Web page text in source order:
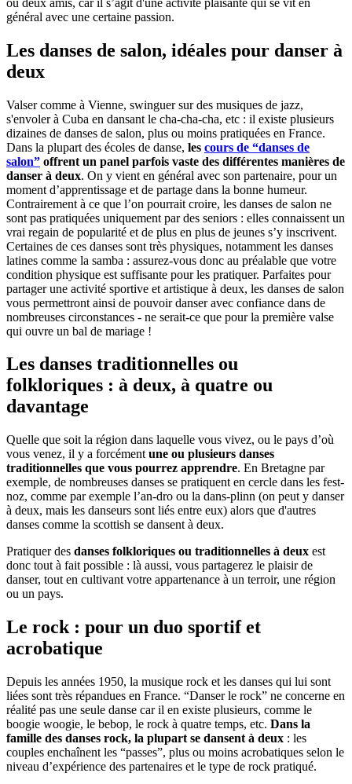
général avec une certaine passion.
Les danses de salon, idéales pour danser à
deux
Valser comme à Vienne, swinguer sur des musiques de jazz,
s'envoler à Cuba en dansant le cha-cha-cha, etc : il existe plusieurs
dizaines de danses de salon, plus ou moins pratiquées en France.
Dans la plupart des écoles de danse, les cours de “danses de
salon” offrent un panel parfois vaste des différentes manières de
danser à deux. On y vient en général avec son partenaire, pour un
moment d’apprentissage et de partage dans la bonne humeur.
Contrairement à ce que l’on pourrait croire, les danses de salon ne
sont pas pratiquées uniquement par des seniors : elles connaissent un
vrai regain de popularité et de plus en plus de jeunes s’y inscrivent.
Certaines de ces danses sont très physiques, notamment les danses
latines comme la samba : assurez-vous donc au préalable que votre
condition physique est suffisante pour les pratiquer. Parfaites pour
partager une activité sportive et artistique à deux, les danses de salon
vous permettront ainsi de pouvoir danser avec confiance dans de
nombreuses circonstances - ne serait-ce que pour la première valse
qui ouvre un bal de mariage !
Les danses traditionnelles ou
folkloriques : à deux, à quatre ou
davantage
Quelle que soit la région dans laquelle vous vivez, ou le pays d’où
vous venez, il y a forcément une ou plusieurs danses
traditionnelles que vous pourrez apprendre. En Bretagne par
exemple, de nombreuses danses se pratiquent en cercle dans les fest-
noz, comme par exemple l’an-dro ou la dans-plinn (on peut y danser
à deux, mais les danseurs sont liés entre eux) alors que d'autres
danses comme la scottish se dansent à deux.
Pratiquer des danses folkloriques ou traditionnelles à deux est
donc tout à fait possible : là aussi, vous partagerez le plaisir de
danser, tout en cultivant votre appartenance à un terroir, une région
ou un pays.
Le rock : pour un duo sportif et
acrobatique
Depuis les années 1950, la musique rock et les danses qui lui sont
liées sont très répandues en France. “Danser le rock” ne concerne en
réalité pas une seule danse car il en existe plusieurs, comme le
boogie woogie, le bebop, le rock à quatre temps, etc. Dans la
famille des danses rock, la plupart se dansent à deux : les
couples enchaînent les “passes”, plus ou moins acrobatiques selon le
niveau d’expérience des partenaires et le type de rock pratiqué.